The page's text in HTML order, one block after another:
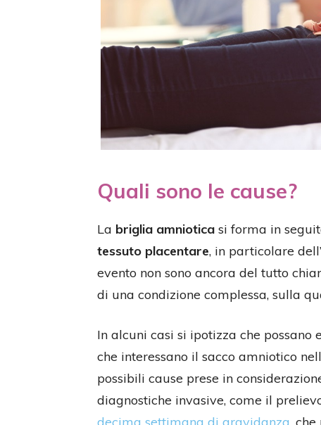
Quali sono le cause?
La briglia amniotica si forma in
tessuto placentare, in particolare
evento non sono ancora del tutto
di una condizione complessa, sulla
In alcuni casi si ipotizza che
che interessano il sacco amniotico
possibili cause prese in
diagnostiche invasive, come il